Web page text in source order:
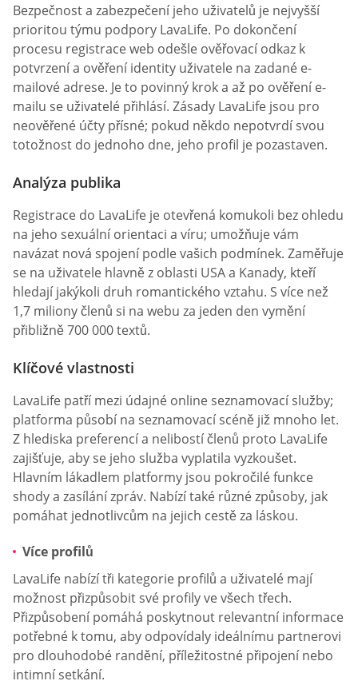
Bezpečnost a zabezpečení jeho uživatelů je nejvyšší
prioritou týmu podpory LavaLife. Po dokončení
procesu registrace web odešle ověřovací odkaz k
potvrzení a ověření identity uživatele na zadané e-
mailové adrese. Je to povinný krok a až po ověření e-
mailu se uživatelé přihlásí. Zásady LavaLife jsou pro
neověřené účty přísné; pokud někdo nepotvrdí svou
totožnost do jednoho dne, jeho profil je pozastaven.
Analýza publika
Registrace do LavaLife je otevřená komukoli bez ohledu
na jeho sexuální orientaci a víru; umožňuje vám
navázat nová spojení podle vašich podmínek. Zaměřuje
se na uživatele hlavně z oblasti USA a Kanady, kteří
hledají jakýkoli druh romantického vztahu. S více než
1,7 miliony členů si na webu za jeden den vymění
přibližně 700 000 textů.
Klíčové vlastnosti
LavaLife patří mezi údajné online seznamovací služby;
platforma působí na seznamovací scéně již mnoho let.
Z hlediska preferencí a nelibostí členů proto LavaLife
zajišťuje, aby se jeho služba vyplatila vyzkoušet.
Hlavním lákadlem platformy jsou pokročilé funkce
shody a zasílání zpráv. Nabízí také různé způsoby, jak
pomáhat jednotlivcům na jejich cestě za láskou.
Více profilů
LavaLife nabízí tři kategorie profilů a uživatelé mají
možnost přizpůsobit své profily ve všech třech.
Přizpůsobení pomáhá poskytnout relevantní informace
potřebné k tomu, aby odpovídaly ideálnímu partnerovi
pro dlouhodobé randění, příležitostné připojení nebo
intimní setkání.